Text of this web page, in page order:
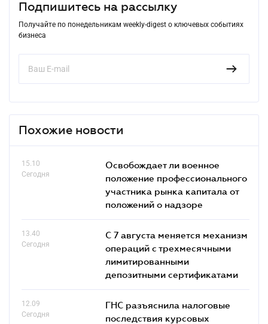
Подпишитесь на рассылку
Получайте по понедельникам weekly-digest о ключевых событиях
бизнеса
Похожие новости
15.10
Сегодня
Освобождает ли военное
положение профессионального
участника рынка капитала от
положений о надзоре
13.40
Сегодня
С 7 августа меняется механизм
операций с трехмесячными
лимитированными
депозитными сертификатами
12.09
Сегодня
ГНС разъяснила налоговые
последствия курсовых